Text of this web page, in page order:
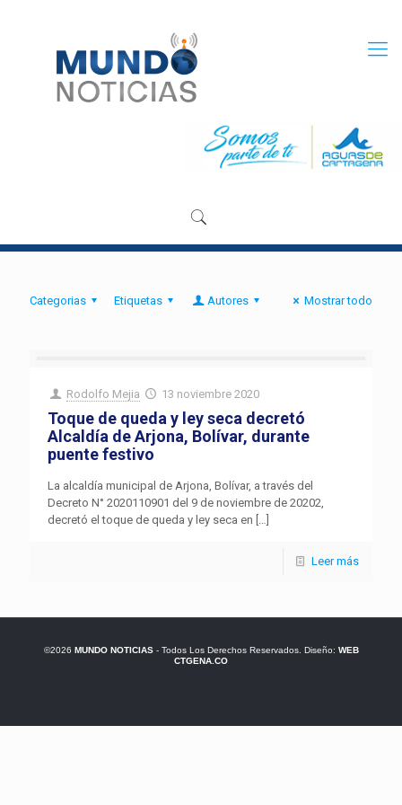
Categorias Etiquetas Autores Mostrar todo
Rodolfo Mejia 13 noviembre 2020
Toque de queda y ley seca decretó
Alcaldía de Arjona, Bolívar, durante
puente festivo
La alcaldía municipal de Arjona, Bolívar, a través del
Decreto N° 2020110901 del 9 de noviembre de 20202,
decretó el toque de queda y ley seca en […]
Leer más
©2026 MUNDO NOTICIAS- Todos Los Derechos Reservados. Diseño: WEB
CTGENA.CO